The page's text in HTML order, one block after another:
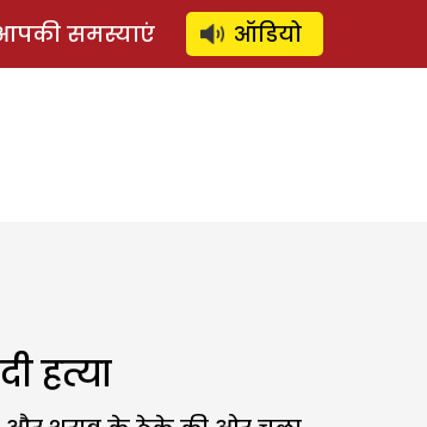
इन ⚲ SUBSCRIBE
समस्याएं ऑडियो
हत्या